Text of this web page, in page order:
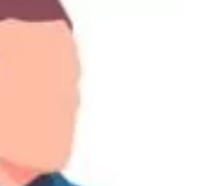
Bey 45 Yaş +45
Selam ben
1.88 boyunda,
beyim. Alkol yok.